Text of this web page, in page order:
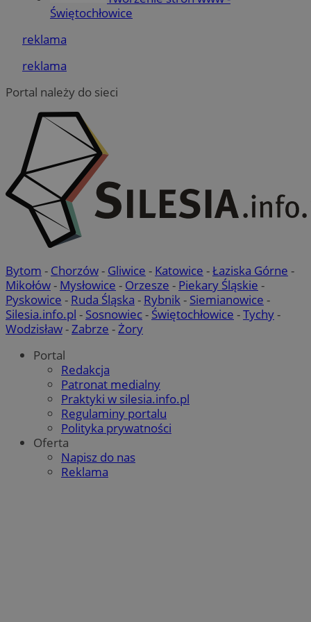
Świętochłowice
reklama
reklama
Portal należy do sieci
Bytom - Chorzów- Gliwice - Katowice -Łaziska Górne -
Mikołów- Mysłowice - Orzesze - Piekary Śląskie -
Pyskowice - Ruda Śląska - Rybnik - Siemianowice -
Silesia.info.pl - Sosnowiec- Świętochłowice -Tychy-
Wodzisław- Zabrze - Żory
Portal
Redakcja
Patronat medialny
Praktyki w silesia.info.pl
Regulaminy portalu
Polityka prywatności
Oferta
Napisz do nas
Reklama
Niezbędne pliki cookie umożliwiają korzystanie z
podstawowych funkcji strony internetowej, takich jak
niezbędnych plików cookie nie można prawidłowo
QeSessID
MvSessID
SessID swiony.pl 1 rok
VISITOR_PRIVACY_METADATA
prywatności Google